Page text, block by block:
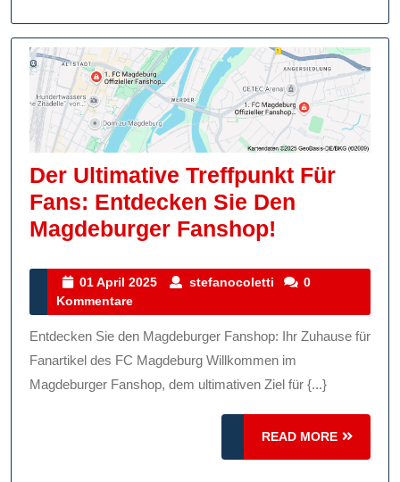
Der Ultimative Treffpunkt Für
Fans: Entdecken Sie Den
Magdeburger Fanshop!
Treffpunkt
Fans:
Entdecken
Sie
Den
Fanshop!
01 April 2025
01
2025
stefanocoletti stefanocoletti
0
Kommentare
Entdecken Sie den Magdeburger Fanshop: Ihr Zuhause für
Fanartikel des FC Magdeburg Willkommen im
Magdeburger Fanshop, dem ultimativen Ziel für {...}
READ MORE
READ
MORE